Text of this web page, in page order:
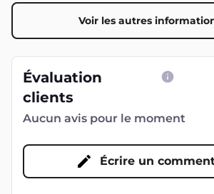
Voir les autres
Évaluation
clients
Aucun avis pour le moment
Écrire un